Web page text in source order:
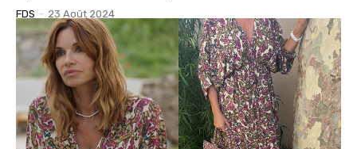
FDS - 23 Août 2024